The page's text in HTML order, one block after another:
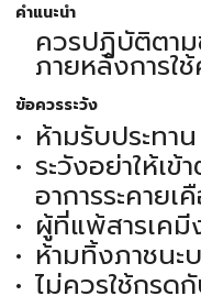
คำแนะนำ
ควรปฏิบัติตาม
ภายหลังการใ
ข้อควรระวัง
ห้ามรับประทา
ระวังอย่าให้เ
อาการระคายเ
ผู้ที่แพ้สารเค
ห้ามทิ้งภาชนะ
ไม่ควรใช้กรด